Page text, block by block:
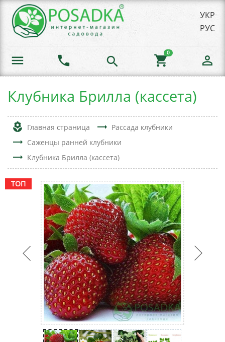
УКР
РУС
menu phone search shopping_cart
0
person_outline
Клубника Брилла (кассета)
local_florist Главная страница trending_flat Рассада клубники
trending_flat Саженцы ранней клубники
trending_flat Клубника Брилла (кассета)
ТОП